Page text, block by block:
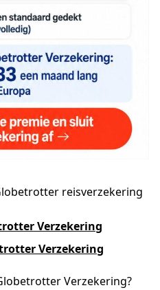
reisverzekering
Verzekering
Verzekering
Verzekering?